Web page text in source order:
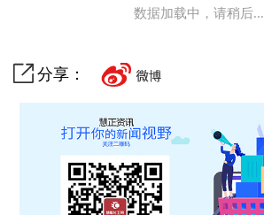
数据加载中，请稍后...
分享：